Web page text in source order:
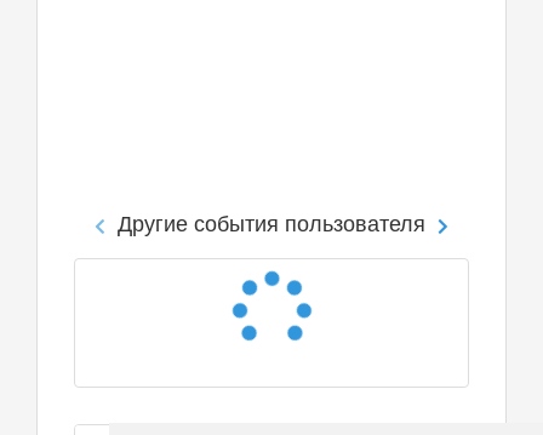
Другие события пользователя